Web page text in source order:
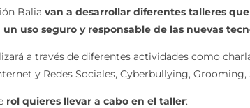
Balia van a desarrollar diferentes talleres
uso seguro y responsable de las nuevas
a través de diferentes actividades como
y Redes Sociales, Cyberbullying, Grooming,
rol quieres llevar a cabo en el taller: